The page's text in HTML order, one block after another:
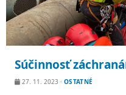
Súčinnosť
27. 11. 2023 · OSTATNÉ